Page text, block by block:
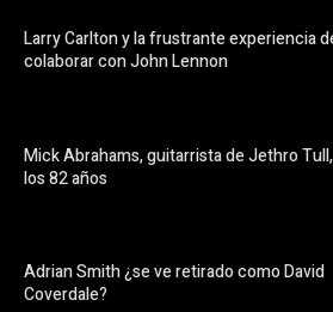
Larry Carlton y la frustrante experiencia
colaborar con John Lennon
Mick Abrahams, guitarrista de Jethro
los 82 años
Adrian Smith ¿se ve retirado como David
Coverdale?